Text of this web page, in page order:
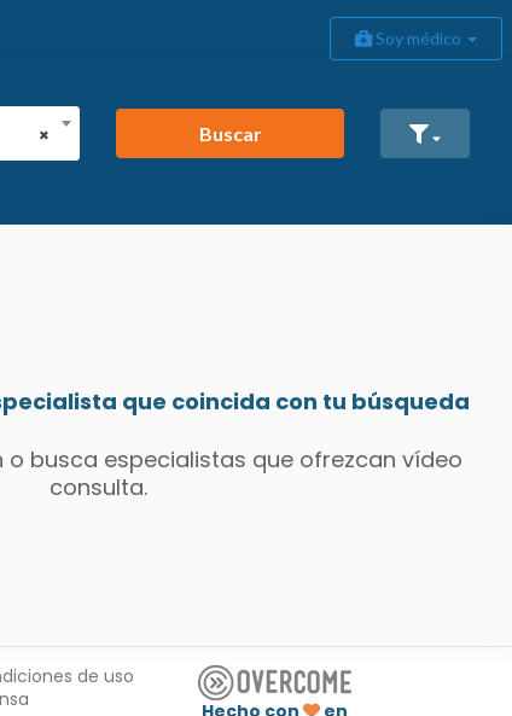
Soy médico
×
Buscar
que coincida con tu búsqueda
busca especialistas que ofrezcan vídeo
consulta.
de uso
Hecho con
en